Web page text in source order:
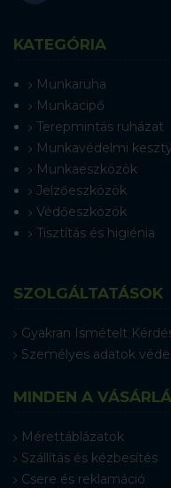
KATEGÓRIA
Munkaruha
Munkacipő
Terepmintás ruházat
Munkavédelmi
Munkaeszközök
Jelzőeszközök
Védőeszközök
Tisztítás és higiénia
SZOLGÁLTATÁSOK
Gyakran Ismételt
Személyes adatok
MINDEN A
Mérettáblázatok
Szállítás és kézbesítés
Csere és reklamáció